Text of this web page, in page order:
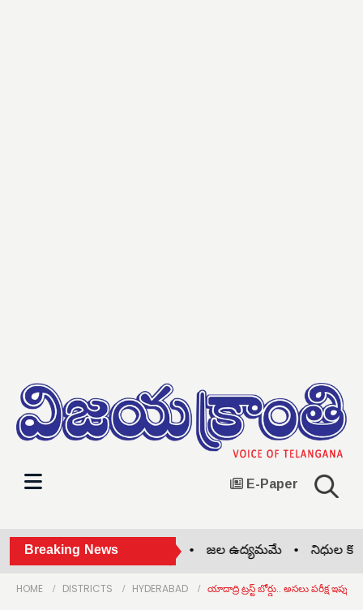
E-Paper
Breaking News
రేవంత్ గేమ్ చేంజర్! • జల ఉద్యమమే •నిధుల కొరత లేదు
HOME DISTRICTS HYDERABAD యాదాద్రి ట్రస్ట్ బోర్డు.. అసలు పరీక్ష ఇప్పుడే!